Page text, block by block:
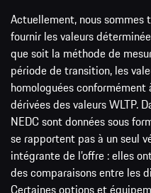
Actuellement, nous sommes
fournir les valeurs
que soit la méthode de
période de transition, les
homologuées conformément
dérivées des valeurs WLTP.
NEDC sont données sous
se rapportent pas à un seul
intégrante de l’offre : elles
des comparaisons entre les
Certaines options et